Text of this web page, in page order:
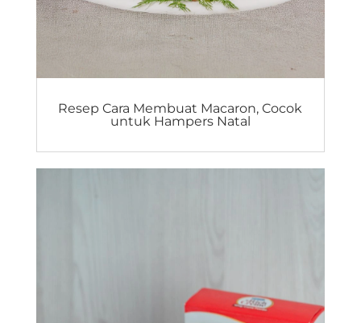
Resep Cara Membuat Macaron, Cocok
untuk Hampers Natal